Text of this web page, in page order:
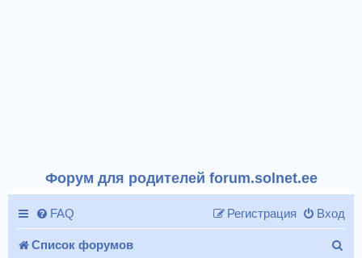
Форум для родителей forum.solnet.ee
FAQ Вход
Регистрация
Список форумов